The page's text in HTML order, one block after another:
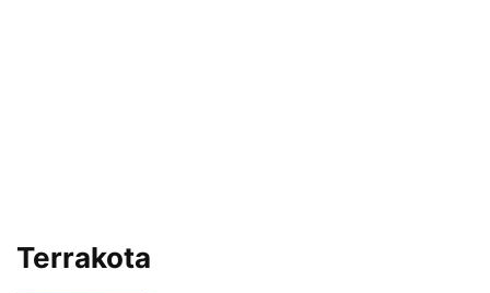
Terrakota